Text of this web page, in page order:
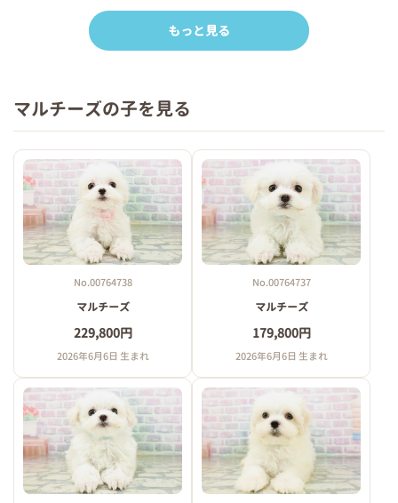
もっと見る
マルチーズの子を見る
No.00764738
マルチーズ
229,800円
2026年6月6日 生まれ
No.00764737
マルチーズ
179,800円
2026年6月6日 生まれ